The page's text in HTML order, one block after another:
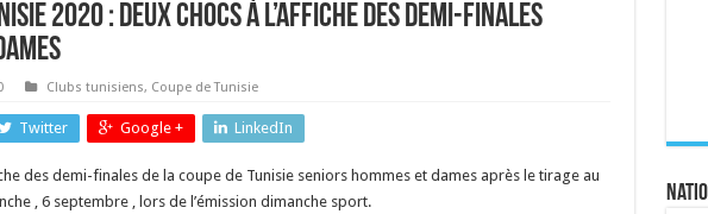
2020 : deux chocs à l’affiche des demi-finales
Clubs tunisiens, Coupe de Tunisie
Twitter Google + LinkedIn
des demi-finales de la coupe de Tunisie seniors hommes et dames après le tirage au
, 6 septembre , lors de l’émission dimanche sport.